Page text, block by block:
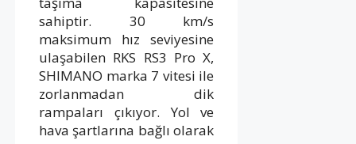
sahiptir. 30 km/s
maksimum hız seviyesine
ulaşabilen RKS RS3 Pro X,
SHIMANO marka 7 vitesi ile
zorlanmadan dik
rampaları çıkıyor. Yol ve
hava şartlarına bağlı olarak